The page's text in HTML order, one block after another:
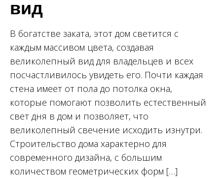
вид
В богатстве заката, этот дом светится с
каждым массивом цвета, создавая
великолепный вид для владельцев и всех
посчастливилось увидеть его. Почти каждая
стена имеет от пола до потолка окна,
которые помогают позволить естественный
свет дня в дом и позволяет, что
великолепный свечение исходить изнутри.
Строительство дома характерно для
современного дизайна, с большим
количеством геометрических форм […]